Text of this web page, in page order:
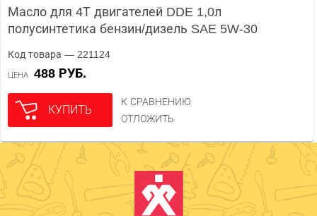
Масло для 4Т двигателей DDE 1,0л
полусинтетика бензин/дизель SAE 5W-30
Код товара — 221124
ЦЕНА 488 РУБ.
КУПИТЬ
К СРАВНЕНИЮ
ОТЛОЖИТЬ